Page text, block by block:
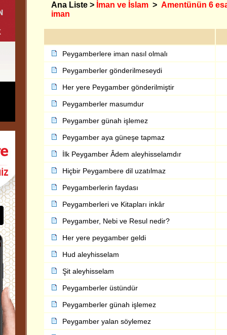
Ana Liste > İman ve İslam > Amentünün 6
iman
Peygamberlere iman nasıl olmalı
Peygamberler gönderilmeseydi
Her yere Peygamber gönderilmiştir
Peygamberler masumdur
Peygamber günah işlemez
Peygamber aya güneşe tapmaz
İlk Peygamber Âdem aleyhisselamdır
Hiçbir Peygambere dil uzatılmaz
Peygamberlerin faydası
Peygamberleri ve Kitapları inkâr
Peygamber, Nebi ve Resul nedir?
Her yere peygamber geldi
Hud aleyhisselam
Şit aleyhisselam
Peygamberler üstündür
Peygamberler günah işlemez
Peygamber yalan söylemez